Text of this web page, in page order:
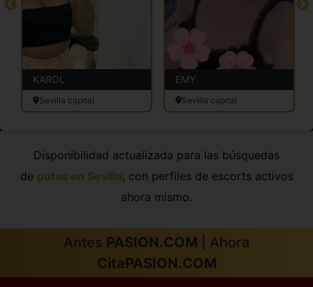
KAROL
Sevilla capital
EMY
Sevilla capital
Disponibilidad actualizada para las búsquedas
de putas en Sevilla, con perfiles de escorts activos
ahora mismo.
Antes PASION.COM | Ahora
CitaPASION.COM